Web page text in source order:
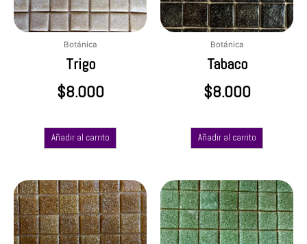
Botánica
Trigo
$8.000
Añadir al carrito
Botánica
Tabaco
$8.000
Añadir al carrito